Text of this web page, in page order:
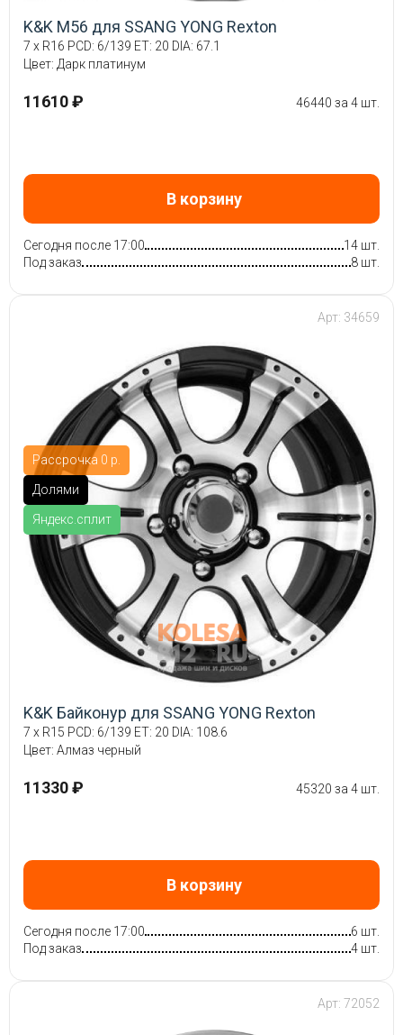
K&K M56 для SSANG YONG Rexton
7 x R16 PCD: 6/139 ET: 20 DIA: 67.1
Цвет: Дарк платинум
11610 ₽ 46440 за 4 шт.
В корзину
Сегодня после 17:00
14 шт.
Под заказ
8 шт.
Рассрочка 0 р.
Долями
Яндекс.сплит
Арт: 34659
K&K Байконур для SSANG YONG Rexton
7 x R15 PCD: 6/139 ET: 20 DIA: 108.6
Цвет: Алмаз черный
11330 ₽ 45320 за 4 шт.
В корзину
Сегодня после 17:00
6 шт.
Под заказ
4 шт.
Арт: 72052